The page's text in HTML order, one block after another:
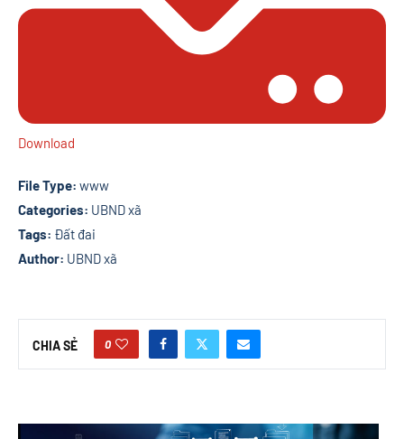
Download
File Type: www
Categories: UBND xã
Tags: Đất đai
Author: UBND xã
CHIA SẺ 0